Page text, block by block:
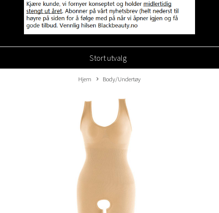
Stort utvalg
Hjem Body/Undertøy